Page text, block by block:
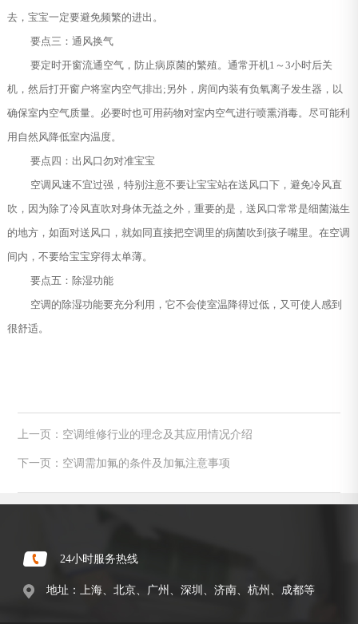
去，宝宝一定要避免频繁的进出。
要点三：通风换气
要定时开窗流通空气，防止病原菌的繁殖。通常开机1～3小时后关
机，然后打开窗户将室内空气排出;另外，房间内装有负氧离子发生器，以
确保室内空气质量。必要时也可用药物对室内空气进行喷熏消毒。尽可能利
用自然风降低室内温度。
要点四：出风口勿对准宝宝
空调风速不宜过强，特别注意不要让宝宝站在送风口下，避免冷风直
吹，因为除了冷风直吹对身体无益之外，重要的是，送风口常常是细菌滋生
的地方，如面对送风口，就如同直接把空调里的病菌吹到孩子嘴里。在空调
间内，不要给宝宝穿得太单薄。
要点五：除湿功能
空调的除湿功能要充分利用，它不会使室温降得过低，又可使人感到
很舒适。
上一页：空调维修行业的理念及其应用情况介绍
下一页：空调需加氟的条件及加氟注意事项
24小时服务热线
地址：上海、北京、广州、深圳、济南、杭州、成都等